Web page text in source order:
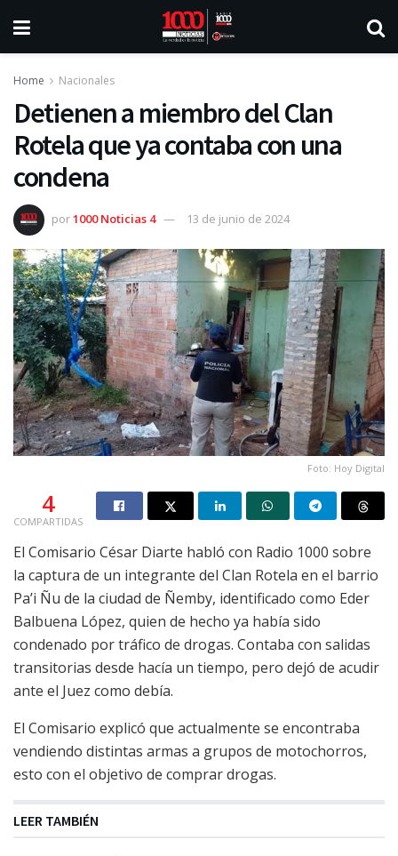
Home Nacionales
Detienen a miembro del Clan
Rotela que ya contaba con una
condena
por1000 Noticias 4 13 de junio de 2024
Foto: Hoy Digital
4
COMPARTIDAS
El Comisario César Diarte habló con Radio 1000 sobre
la captura de un integrante del Clan Rotela en el barrio
Pa’i Ñu de la ciudad de Ñemby, identificado como Eder
Balbuena López, quien de hecho ya había sido
condenado por tráfico de drogas. Contaba con salidas
transitorias desde hacía un tiempo, pero dejó de acudir
ante el Juez como debía.
El Comisario explicó que actualmente se encontraba
vendiendo distintas armas a grupos de motochorros,
esto con el objetivo de comprar drogas.
LEER TAMBIÉN